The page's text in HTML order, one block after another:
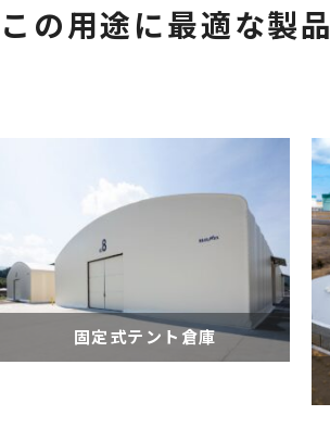
この用途に最適な製品
固定式テント倉庫